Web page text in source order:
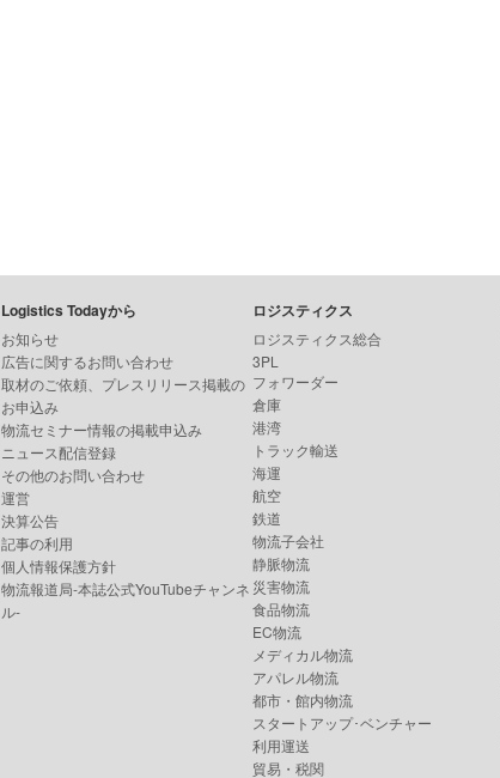
Logistics Todayから
お知らせ
広告に関するお問い合わせ
取材のご依頼、プレスリリース掲載の
お申込み
物流セミナー情報の掲載申込み
ニュース配信登録
その他のお問い合わせ
運営
決算公告
記事の利用
個人情報保護方針
物流報道局-本誌公式YouTubeチャンネ
ル-
ロジスティクス
ロジスティクス総合
3PL
フォワーダー
倉庫
港湾
トラック輸送
海運
航空
鉄道
物流子会社
静脈物流
災害物流
食品物流
EC物流
メディカル物流
アパレル物流
都市・館内物流
スタートアップ･ベンチャー
利用運送
貿易・税関